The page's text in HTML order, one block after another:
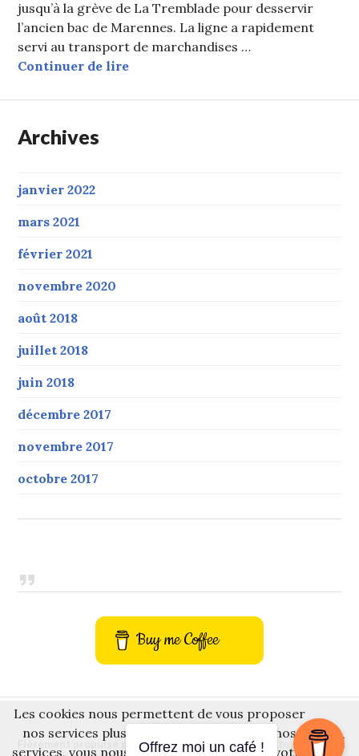
jusqu’à la grève de La Tremblade pour desservir
l’ancien bac de Marennes. La ligne a rapidement
servi au transport de marchandises …
Continuer de lireTrain des mouettes pour remonter
Archives
janvier 2022
mars 2021
février 2021
novembre 2020
août 2018
juillet 2018
juin 2018
décembre 2017
novembre 2017
octobre 2017
Buy me Coffee
Fièrement propulsé par WordPress Thème Gazette par
Les cookies nous permettent de vous proposer
nos services plus facilement. En utilisant nos
services, vous nous donnez expressément votre
Offrez moi un café !